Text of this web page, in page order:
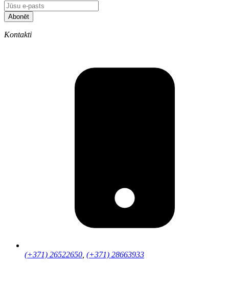
Abonēt
Kontakti
(+371) 26522650, (+371) 28663933